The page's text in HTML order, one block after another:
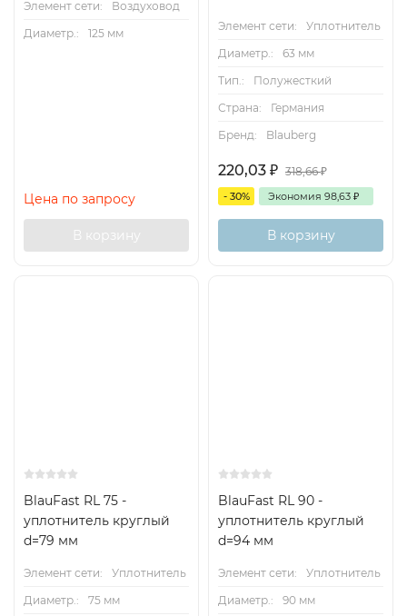
Элемент сети:
Воздуховод
Диаметр.:
125 мм
Цена по запросу
В корзину
Элемент сети:
Уплотнитель
Диаметр.:
63 мм
Тип.:
Полужесткий
Страна:
Германия
Бренд:
Blauberg
220,03 ₽ 318,66₽
- 30% Экономия 98,63 ₽
В корзину
BlauFast RL 75 -
уплотнитель круглый
d=79 мм
Элемент сети:
Уплотнитель
Диаметр.:
75 мм
BlauFast RL 90 -
уплотнитель круглый
d=94 мм
Элемент сети:
Уплотнитель
Диаметр.:
90 мм